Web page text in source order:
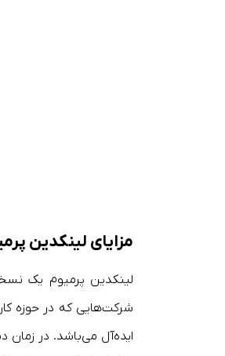
مزایای لینکدین
لینکدین پرمیوم یک
شرکت‌هایی که در حوزه
ایده‌آل می‌باشد. در زمان